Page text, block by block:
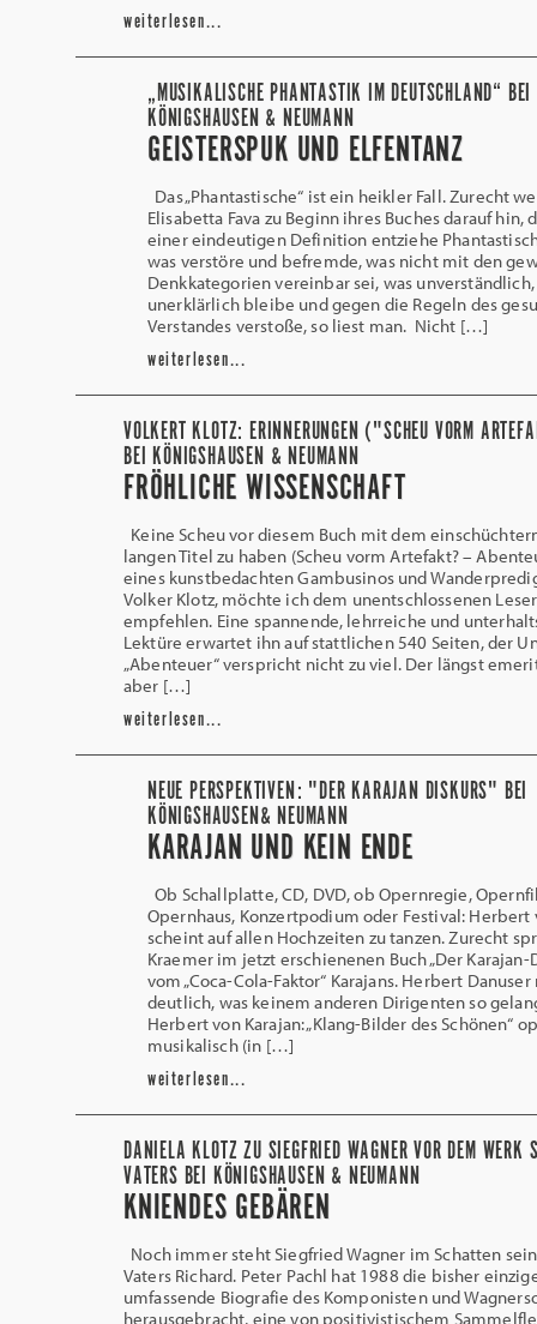
weiterlesen...
„MUSIKALISCHE PHANTASTIK IM DEUTSCHLAND“ BEI
KÖNIGSHAUSEN & NEUMANN
GEISTERSPUK UND ELFENTANZ
Das „Phantastische“ ist ein heikler Fall. Zurecht
Elisabetta Fava zu Beginn ihres Buches darauf hin,
einer eindeutigen Definition entziehe
was verstöre und befremde, was nicht mit den
Denkkategorien vereinbar sei, was unverständlich,
unerklärlich bleibe und gegen die Regeln des
Verstandes verstoße, so liest man. Nicht […]
weiterlesen...
VOLKERT KLOTZ: ERINNERUNGEN ("SCHEU VORM
BEI KÖNIGSHAUSEN & NEUMANN
FRÖHLICHE WISSENSCHAFT
Keine Scheu vor diesem Buch mit dem
langen Titel zu haben (Scheu vorm Artefakt? –
eines kunstbedachten Gambusinos und
Volker Klotz, möchte ich dem unentschlossenen Leser
empfehlen. Eine spannende, lehrreiche und
Lektüre erwartet ihn auf stattlichen 540 Seiten, der
„Abenteuer“ verspricht nicht zu viel. Der längst
aber […]
weiterlesen...
NEUE PERSPEKTIVEN: "DER KARAJAN DISKURS" BEI
KÖNIGSHAUSEN& NEUMANN
KARAJAN UND KEIN ENDE
Ob Schallplatte, CD, DVD, ob Opernregie,
Opernhaus, Konzertpodium oder Festival: Herbert
scheint auf allen Hochzeiten zu tanzen. Zurecht
Kraemer im jetzt erschienenen Buch „Der Karajan-
vom „Coca-Cola-Faktor“ Karajans. Herbert
deutlich, was keinem anderen Dirigenten so
Herbert von Karajan: „Klang-Bilder des Schönen“
musikalisch (in […]
weiterlesen...
DANIELA KLOTZ ZU SIEGFRIED WAGNER VOR DEM WERK
VATERS BEI KÖNIGSHAUSEN & NEUMANN
KNIENDES GEBÄREN
Noch immer steht Siegfried Wagner im Schatten
Vaters Richard. Peter Pachl hat 1988 die bisher
umfassende Biografie des Komponisten und
herausgebracht, eine von positivistischem